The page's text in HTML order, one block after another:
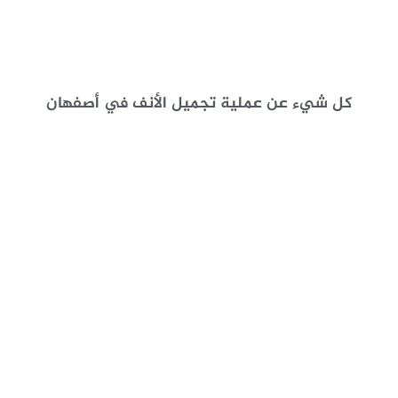
كل شيء عن عملية تجميل الأنف في أصفهان